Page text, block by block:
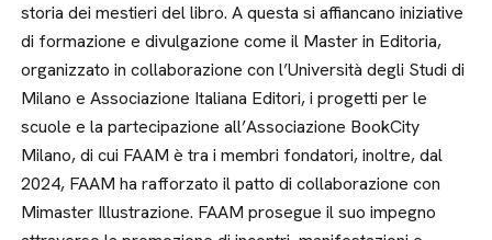
storia dei mestieri del libro. A questa si affiancano iniziative
di formazione e divulgazione come il Master in Editoria,
organizzato in collaborazione con l’Università degli Studi di
Milano e Associazione Italiana Editori, i progetti per le
scuole e la partecipazione all’Associazione BookCity
Milano, di cui FAAM è tra i membri fondatori, inoltre, dal
2024, FAAM ha rafforzato il patto di collaborazione con
Mimaster Illustrazione. FAAM prosegue il suo impegno